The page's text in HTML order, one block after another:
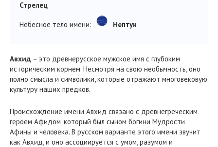
Стрелец
Небесное тело имени: Нептун
Авхид – это древнерусское мужское имя с глубоким
историческим корнем. Несмотря на свою необычность, оно
полно смысла и символики, которые отражают многовековую
культуру наших предков.
Происхождение имени Авхид связано с древнегреческим
героем Афидом, который был сыном богини Мудрости
Афины и человека. В русском варианте этого имени звучит
как Авхид, и оно ассоциируется с умом, разумом и